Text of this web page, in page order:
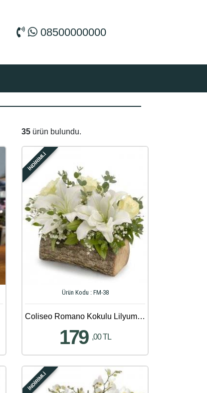
08500000000
35 ürün bulundu.
İNDİRİMLİ
Ürün Kodu : FM-38
Coliseo Romano Kokulu Lilyumlar
179 ,00 TL
İNDİRİMLİ